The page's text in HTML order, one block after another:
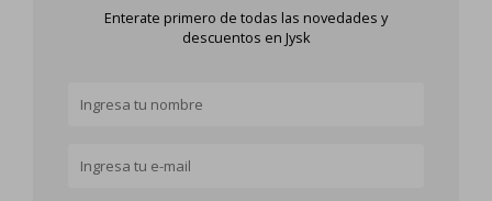
Enterate primero de todas las novedades y
descuentos en Jysk